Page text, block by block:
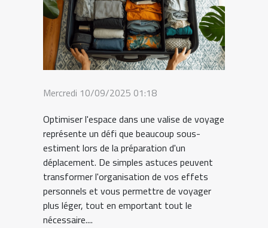
Mercredi 10/09/2025 01:18
Optimiser l'espace dans une valise de voyage
représente un défi que beaucoup sous-
estiment lors de la préparation d'un
déplacement. De simples astuces peuvent
transformer l'organisation de vos effets
personnels et vous permettre de voyager
plus léger, tout en emportant tout le
nécessaire....